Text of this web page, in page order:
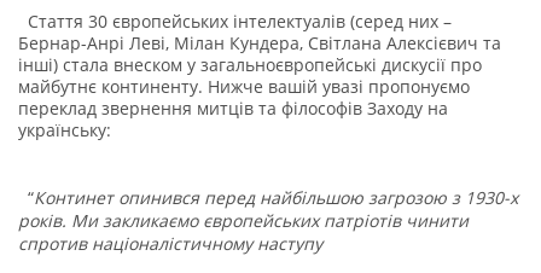
Стаття 30 європейських інтелектуалів (серед них –
Бернар-Анрі Леві, Мілан Кундера, Світлана Алексієвич та
інші) стала внеском у загальноєвропейські дискусії про
майбутнє континенту. Нижче вашій увазі пропонуємо
переклад звернення митців та філософів Заходу на
українську:
“Континет опинився перед найбільшою загрозою з 1930-х
років. Ми закликаємо європейських патріотів чинити
спротив націоналістичному наступу